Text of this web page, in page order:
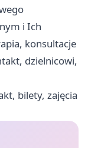
i Ich
konsultacje
dzielnicowi,
bilety, zajęcia